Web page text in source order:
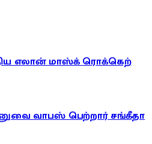
எலான் மாஸ்க் ரொக்கெற்
வாபஸ் பெற்றார் சங்கீதா